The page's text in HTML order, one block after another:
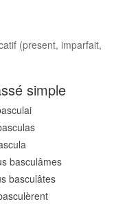
(present, imparfait,
simple
ai
as
a
basculâmes
basculâtes
èrent